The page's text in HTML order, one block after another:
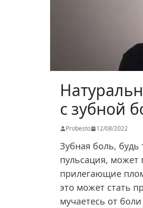
с зубной
Probesto 12/08/2022
Зубная боль, будь
пульсация, может
прилегающие
это может стать
мучаетесь от